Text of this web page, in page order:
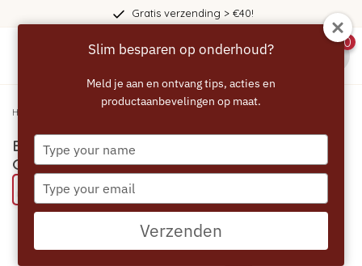
Gratis verzending > €40!
0
Home
ECCELLENTE Ontkalkingstabletten voor
Gaggenau - 6 stuks
Probeer eens een ECCELLENTE product
Slim besparen op onderhoud?
Meld je aan en ontvang tips, acties en
productaanbevelingen op maat.
Type
your
name
Type
your
email
Verzenden